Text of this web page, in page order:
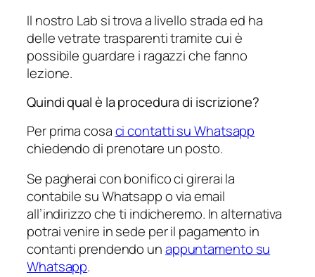
Il nostro Lab si trova a livello strada ed ha
delle vetrate trasparenti tramite cui è
possibile guardare i ragazzi che fanno
lezione.
Quindi qual è la procedura di iscrizione?
Per prima cosaci contatti su Whatsapp
chiedendo di prenotare un posto.
Se pagherai con bonifico ci girerai la
contabile su Whatsapp o via email
all’indirizzo che ti indicheremo. In alternativa
potrai venire in sede per il pagamento in
contanti prendendo unappuntamento su
Whatsapp.